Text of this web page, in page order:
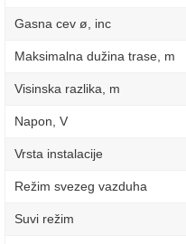
Gasna cev ø, inc
Maksimalna dužina trase, m
Visinska razlika, m
Napon, V
Vrsta instalacije
Režim svezeg vazduha
Suvi režim